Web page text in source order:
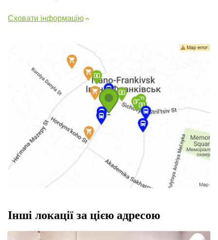
Сховати інформацію
Інші локації за цією адресою